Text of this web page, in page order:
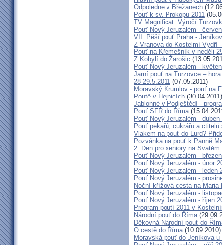
Odpoledne v Břežanech
Pouť k sv. Prokopu 2011
TV Magnificat: Výročí
Pouť Nový Jeruzalém -
VII. Pěší pouť Praha -
Z Vranova do Kostelmí Vydří
Pouť na Křemešník v neděli
Z Kobylí do Žarošic
Pouť Nový Jeruzalém -
Jarní pouť na Turzovce –
28-29.5.2011 (07.05.2011)
Moravský Krumlov - pouť na
Poutě v Hejnicích (30.04.2011)
Jablonné v Podještědí -
Pouť SFŘ do Říma
Pouť Nový Jeruzalém - duben
Pouť pekařů, cukrářů a ctitelů
Vlakem na pouť do Lurd?
Pozvánka na pouť k Panně
2. Den pro seniory na
Pouť Nový Jeruzalém -
Pouť Nový Jeruzalém - únor
Pouť Nový Jeruzalém - leden
Pouť Nový Jeruzalém -
Noční křížová cesta na Maria
Pouť Nový Jeruzalém -
Pouť Nový Jeruzalém - říjen
Program poutí 2011 v
Národní pouť do Říma
Děkovná Národní pouť do
O cestě do Říma(10.09.2010)
Moravská pouť do Jeníkova u